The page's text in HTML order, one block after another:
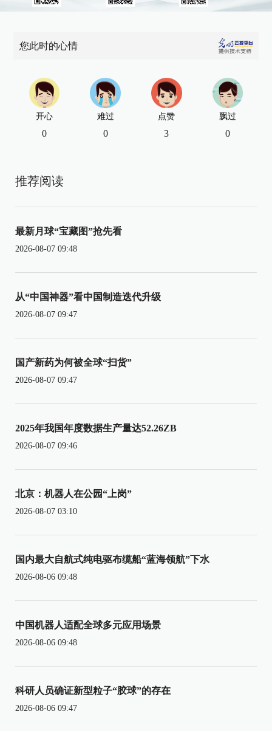
您此时的心情
开心
0
难过
0
点赞
3
飘过
0
推荐阅读
最新月球“宝藏图”抢先看
2026-08-07 09:48
从“中国神器”看中国制造迭代升级
2026-08-07 09:47
国产新药为何被全球“扫货”
2026-08-07 09:47
2025年我国年度数据生产量达52.26ZB
2026-08-07 09:46
北京：机器人在公园“上岗”
2026-08-07 03:10
国内最大自航式纯电驱布缆船“蓝海领航”下水
2026-08-06 09:48
中国机器人适配全球多元应用场景
2026-08-06 09:48
科研人员确证新型粒子“胶球”的存在
2026-08-06 09:47